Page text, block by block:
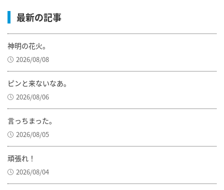
最新の記事
神明の花火。
2026/08/08
ピンと来ないなあ。
2026/08/06
言っちまった。
2026/08/05
頑張れ！
2026/08/04